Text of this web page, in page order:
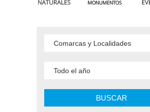
BUSCAR